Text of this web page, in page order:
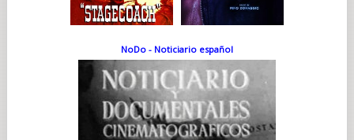
NoDo - Noticiario español